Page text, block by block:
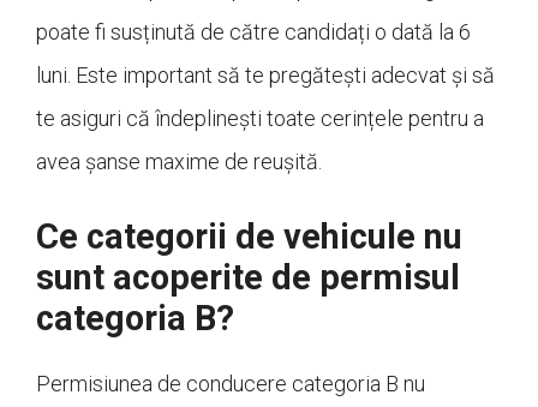
poate fi susținută de către candidați o dată la 6
luni. Este important să te pregătești adecvat și să
te asiguri că îndeplinești toate cerințele pentru a
avea șanse maxime de reușită.
Ce categorii de vehicule nu
sunt acoperite de permisul
categoria B?
Permisiunea de conducere categoria B nu